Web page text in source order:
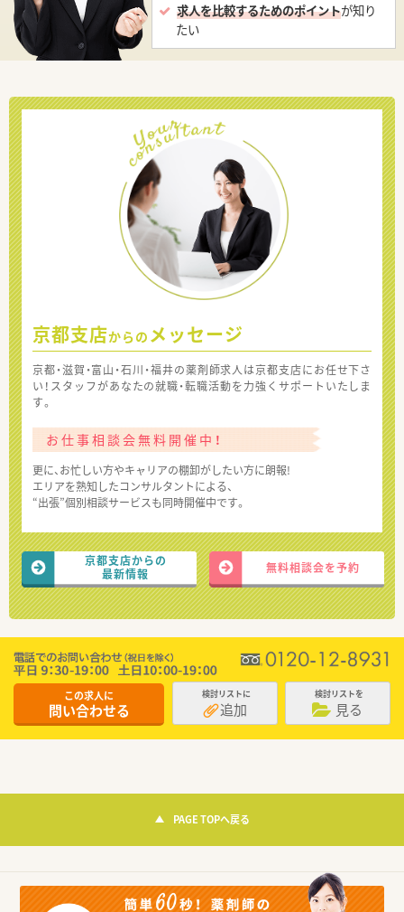
求人を比較するためのポイントが知り
たい
京都支店からの メッセージ
京都・滋賀・富山・石川・福井の薬剤師求人は京都支店にお任せ下さ
い！スタッフがあなたの就職・転職活動を力強くサポートいたしま
す。
お仕事相談会無料開催中！
更に、お忙しい方やキャリアの棚卸がしたい方に朗報!
エリアを熟知したコンサルタントによる、
“出張”個別相談サービスも同時開催中です。
京都支店からの
最新情報
無料相談会を予約
この求人に
問い合わせる
検討リストに
追加
検討リストを
見る
PAGE TOPへ戻る